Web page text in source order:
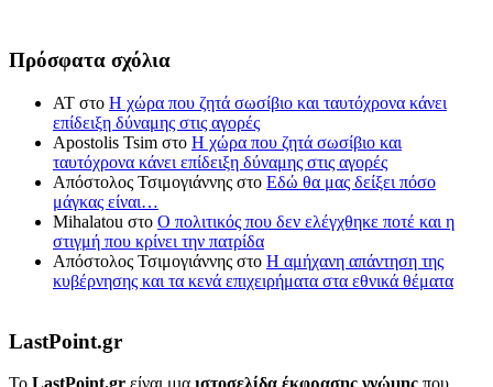
Πρόσφατα σχόλια
ΑΤ στο Η χώρα που ζητά σωσίβιο και ταυτόχρονα κάνει
επίδειξη δύναμης στις αγορές
Apostolis Tsim στο Η χώρα που ζητά σωσίβιο και
ταυτόχρονα κάνει επίδειξη δύναμης στις αγορές
Απόστολος Τσιμογιάννης στο Εδώ θα μας δείξει πόσο
μάγκας είναι…
Mihalatou στο Ο πολιτικός που δεν ελέγχθηκε ποτέ και η
στιγμή που κρίνει την πατρίδα
Απόστολος Τσιμογιάννης στο Η αμήχανη απάντηση της
κυβέρνησης και τα κενά επιχειρήματα στα εθνικά θέματα
LastPoint.gr